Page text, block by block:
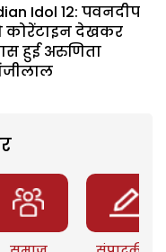
Idol 12: पवनदीप
कोरेंटाइन देखकर
हुई अरुणिता